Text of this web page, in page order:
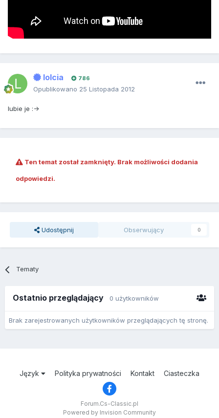
lolcia 786
Opublikowano 25 Listopada 2012
lubie je :->
Ten temat został zamknięty. Brak możliwości dodania
odpowiedzi.
Udostępnij Obserwujący 0
Tematy
Ostatnio przeglądający 0 użytkowników
Brak zarejestrowanych użytkowników przeglądających tę stronę.
Język Polityka prywatności Kontakt Ciasteczka
Forum.Cs-Classic.pl
Powered by Invision Community